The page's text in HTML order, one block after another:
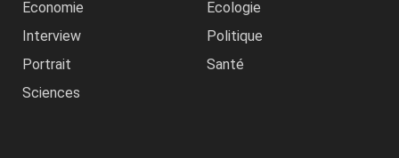
Economie
Ecologie
Interview
Politique
Portrait
Santé
Sciences